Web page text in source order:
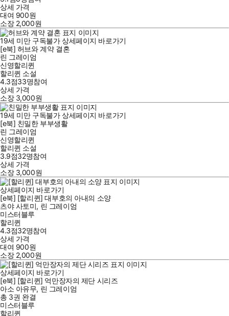
상세 가격
대여 900원
소장 2,000원
19세 미만 구독불가 상세페이지 바로가기
[e북] 허브와 계약 결혼
린 그레이엄
신영할리퀸
할리퀸 소설
4.3점33명참여
상세 가격
소장 3,000원
19세 미만 구독불가 상세페이지 바로가기
[e북] 친밀한 부부생활
린 그레이엄
신영할리퀸
할리퀸 소설
3.9점32명참여
상세 가격
소장 3,000원
상세페이지 바로가기
[e북] [할리퀸] 대부호의 아내의 소양
츠야 사토미, 린 그레이엄
미스터블루
할리퀸
4.3점32명참여
상세 가격
대여 900원
소장 2,000원
상세페이지 바로가기
[e북] [할리퀸] 억만장자의 제단 시리즈
아소 아유무, 린 그레이엄
총 3권 완결
미스터블루
할리퀸